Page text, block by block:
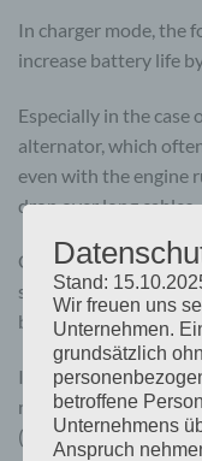
In charger mode, the
increase battery life
Especially in the case
alternator, which
even with the engine
drop over long
Controlled charging
systems from
batteries results in a
In power supply
regardless of the
(within the specified
Stand:
Wir freuen uns
Unternehmen.
grundsätzlich
betroffene
Unternehmens
Anspruch